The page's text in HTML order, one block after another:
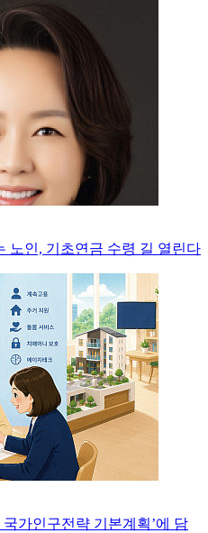
노인, 기초연금 수령 길 열린다
국가인구전략 기본계획’에 담